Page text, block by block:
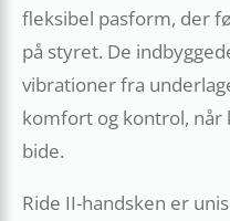
fleksibel pasform, der
på styret. De
vibrationer fra
komfort og kontrol,
bide.
Ride II-handsken er